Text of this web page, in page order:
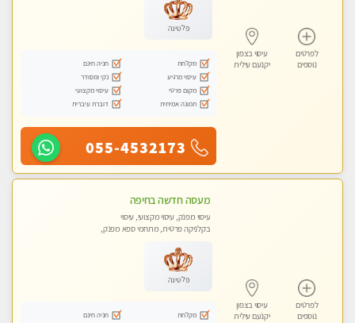
לפרטים
נוספים
עיסוי בצפון
יקנעם עילית
פלטינה
מקלחת
חניה חינם
עיסוי מרגיע
נקי ומסודר
מקום פרטי
עיסוי מקצועי
תמונה אמיתית
דוברת עיברית
055-4532173
לפרטים
נוספים
עיסוי בצפון
יקנעם עילית
מעסה חדשה בחיפה
עיסוי מפנק, עיסוי מקצועי, עיסוי
בקלניקה פרטית, מתחמי ספא מפנק,
פלטינה
מקלחת
חניה חינם